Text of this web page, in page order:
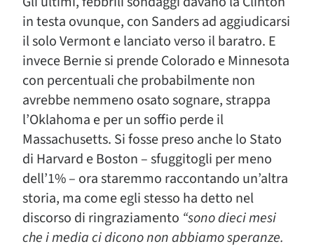
in testa ovunque, con Sanders ad aggiudicarsi
il solo Vermont e lanciato verso il baratro. E
invece Bernie si prende Colorado e Minnesota
con percentuali che probabilmente non
avrebbe nemmeno osato sognare, strappa
l’Oklahoma e per un soffio perde il
Massachusetts. Si fosse preso anche lo Stato
di Harvard e Boston – sfuggitogli per meno
dell’1% – ora staremmo raccontando un’altra
storia, ma come egli stesso ha detto nel
discorso di ringraziamento “sono dieci mesi
che i media ci dicono non abbiamo speranze.